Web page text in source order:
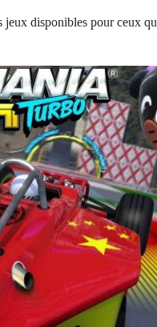
jeux disponibles pour ceux